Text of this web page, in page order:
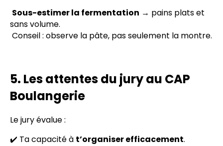
Sous-estimer la fermentation → pains plats et
sans volume.
Conseil : observe la pâte, pas seulement la montre.
5. Les attentes du jury au CAP
Boulangerie
Le jury évalue :
✔️ Ta capacité à t’organiser efficacement.